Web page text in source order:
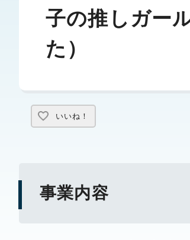
子の推しガー
た）
いいね！
事業内容